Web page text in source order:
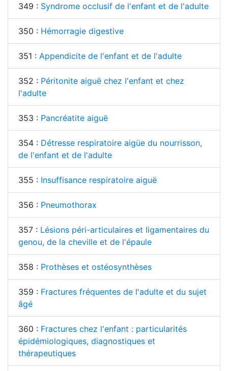
349 : Syndrome occlusif de l'enfant et de l'adulte
350 : Hémorragie digestive
351 : Appendicite de l'enfant et de l'adulte
352 : Péritonite aiguë chez l'enfant et chez
l'adulte
353 : Pancréatite aiguë
354 : Détresse respiratoire aigüe du nourrisson,
de l'enfant et de l'adulte
355 : Insuffisance respiratoire aiguë
356 : Pneumothorax
357 : Lésions péri-articulaires et ligamentaires du
genou, de la cheville et de l'épaule
358 : Prothèses et ostéosynthèses
359 : Fractures fréquentes de l'adulte et du sujet
âgé
360 : Fractures chez l'enfant : particularités
épidémiologiques, diagnostiques et
thérapeutiques